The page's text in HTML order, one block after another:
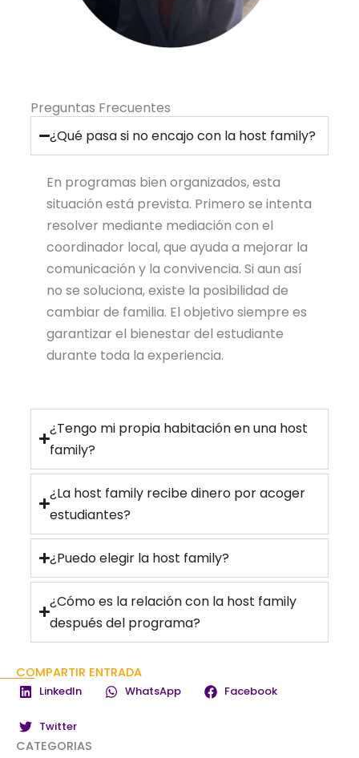
Preguntas Frecuentes
¿Qué pasa si no encajo con la host family?
En programas bien organizados, esta
situación está prevista. Primero se intenta
resolver mediante mediación con el
coordinador local, que ayuda a mejorar la
comunicación y la convivencia. Si aun así
no se soluciona, existe la posibilidad de
cambiar de familia. El objetivo siempre es
garantizar el bienestar del estudiante
durante toda la experiencia.
¿Tengo mi propia habitación en una host
family?
¿La host family recibe dinero por acoger
estudiantes?
¿Puedo elegir la host family?
¿Cómo es la relación con la host family
después del programa?
COMPARTIR ENTRADA
LinkedIn WhatsApp Facebook
Twitter
CATEGORIAS